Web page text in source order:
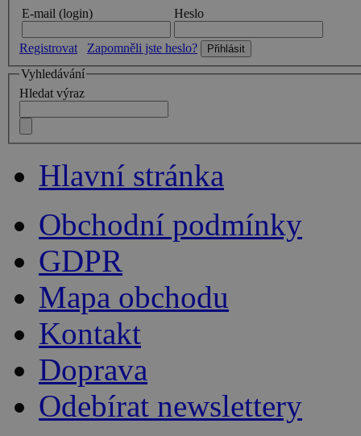
E-mail (login)
Heslo
Registrovat
Zapomněli jste heslo?
Vyhledávání
Hledat výraz
Hlavní stránka
Obchodní podmínky
GDPR
Mapa obchodu
Kontakt
Doprava
Odebírat newslettery